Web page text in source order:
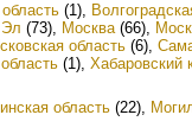
(1),
(73), Москва(66),
область (6),
(1), Хабаровский
область (22),